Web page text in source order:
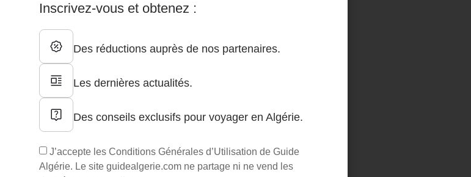
associé à l’équipe nationale de football, surnommée « Les
associe ainsi innovation technologique, identité nationale et
Airbus A330-900neo
des avions long-courriers d’Airbus.
Inscrivez-vous et obtenez :
Des réductions auprès de nos partenaires.
Les dernières actualités.
Des conseils exclusifs pour voyager en Algérie.
J’accepte les Conditions Générales d’Utilisation de Guide
Algérie. Le site guidealgerie.com ne partage ni ne vend les